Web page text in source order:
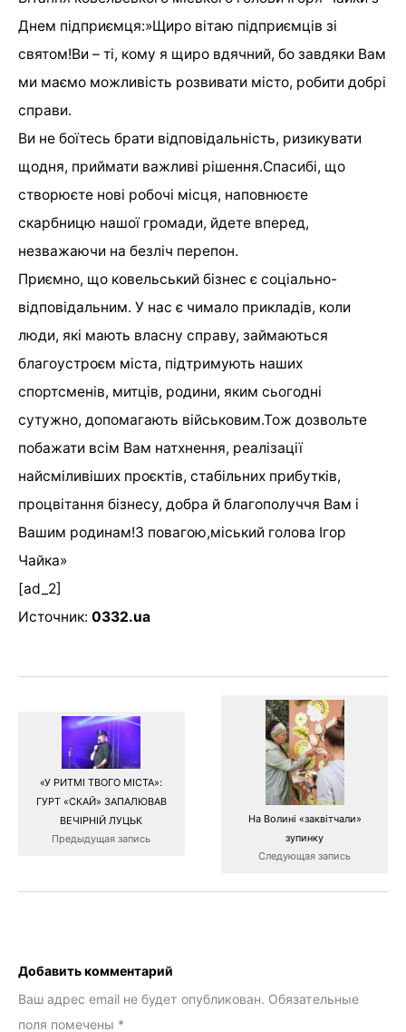
Днем підприємця:»Щиро вітаю підприємців зі
святом!Ви – ті, кому я щиро вдячний, бо завдяки Вам
ми маємо можливість розвивати місто, робити добрі
справи.
Ви не боїтесь брати відповідальність, ризикувати
щодня, приймати важливі рішення.Спасибі, що
створюєте нові робочі місця, наповнюєте
скарбницю нашої громади, йдете вперед,
незважаючи на безліч перепон.
Приємно, що ковельський бізнес є соціально-
відповідальним. У нас є чимало прикладів, коли
люди, які мають власну справу, займаються
благоустроєм міста, підтримують наших
спортсменів, митців, родини, яким сьогодні
сутужно, допомагають військовим.Тож дозвольте
побажати всім Вам натхнення, реалізації
найсміливіших проєктів, стабільних прибутків,
процвітання бізнесу, добра й благополуччя Вам і
Вашим родинам!З повагою,міський голова Ігор
Чайка»
[ad_2]
Источник: 0332.ua
«У РИТМІ ТВОГО МІСТА»:
ГУРТ «СКАЙ» ЗАПАЛЮВАВ
ВЕЧІРНІЙ ЛУЦЬК
Предыдущая запись
На Волині «заквітчали»
зупинку
Следующая запись
Добавить комментарий
Ваш адрес email не будет опубликован. Обязательные
поля помечены *